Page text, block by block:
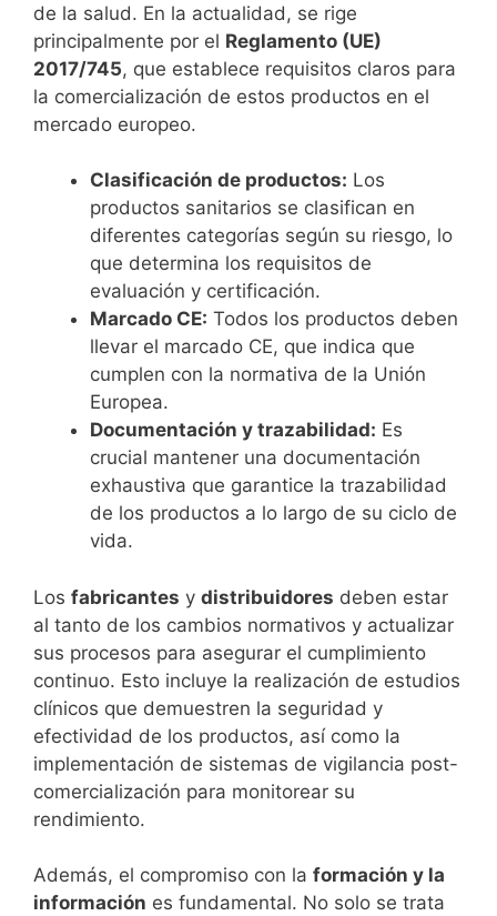
de la salud. En la actualidad, se rige
principalmente por el Reglamento (UE)
2017/745, que establece requisitos claros para
la comercialización de estos productos en el
mercado europeo.
Clasificación de productos: Los
productos sanitarios se clasifican en
diferentes categorías según su riesgo, lo
que determina los requisitos de
evaluación y certificación.
Marcado CE: Todos los productos deben
llevar el marcado CE, que indica que
cumplen con la normativa de la Unión
Europea.
Documentación y trazabilidad: Es
crucial mantener una documentación
exhaustiva que garantice la trazabilidad
de los productos a lo largo de su ciclo de
vida.
Los fabricantes y distribuidores deben estar
al tanto de los cambios normativos y actualizar
sus procesos para asegurar el cumplimiento
continuo. Esto incluye la realización de estudios
clínicos que demuestren la seguridad y
efectividad de los productos, así como la
implementación de sistemas de vigilancia post-
comercialización para monitorear su
rendimiento.
Además, el compromiso con la formación y la
información es fundamental. No solo se trata